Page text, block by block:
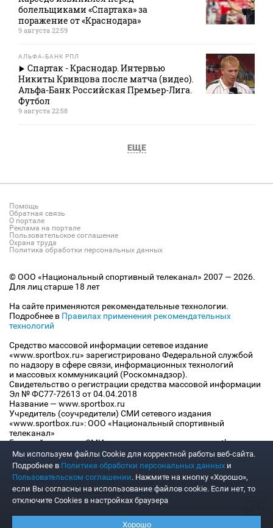
болельщиками «Спартака» за
поражение от «Краснодара»
9 августа 22:59
АЛЬФА-БАНК РПЛ
Спартак - Краснодар. Интервью
Никиты Кривцова после матча (видео).
Альфа-Банк Российская Премьер-Лига.
Футбол
9 августа 22:58
ЕЩЕ
Помощь
Обратная связь
О портале
Реклама на портале
Пользовательское соглашение
Охрана труда
Политика обработки персональных данных
© ООО «Национальный спортивный телеканал» 2007 — 2026.
Для лиц старше 18 лет
На сайте применяются рекомендательные технологии.
Подробнее в Правилах применения рекомендательных
технологий
Средство массовой информации сетевое издание
«www.sportbox.ru» зарегистрировано Федеральной службой
по надзору в сфере связи, информационных технологий
и массовых коммуникаций (Роскомнадзор).
Свидетельство о регистрации средства массовой информации
Эл № ФС77-72613 от 04.04.2018
Название — www.sportbox.ru
Учредитель (соучредители) СМИ сетевого издания
«www.sportbox.ru»: ООО «Национальный спортивный
телеканал»
Главный редактор СМИ сетевого издания «www.sportbox.ru»:
Конов В.А.
Номер телефона редакции СМИ сетевого издания
«www.sportbox.ru»: +7 (495) 653 8419
Адрес электронной почты редакции СМИ сетевого издания
«www.sportbox.ru»: editor@sportbox.ru
Мы используем файлы Сookie для корректной работы веб-сайта.
Подробнее в Политике обработки персональных данных и
Пользовательском соглашении. Нажмите на кнопку «Хорошо»,
если Вы согласны на использование файлов cookie. Если нет, то
отключите Cookies в настройках браузера
Хорошо